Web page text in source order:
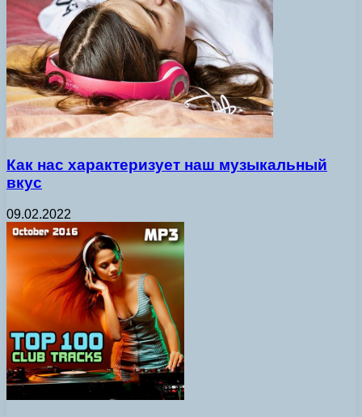
Как нас характеризует наш музыкальный
вкус
09.02.2022